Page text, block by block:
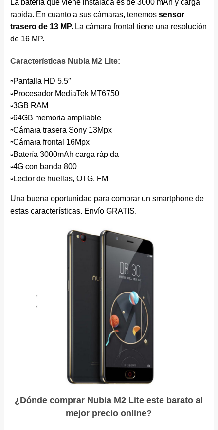
La batería que viene instalada es de 3000 mAh y carga
rapida. En cuanto a sus cámaras, tenemossensor
trasero de 13 MP. La cámara frontal tiene una resolución
de 16 MP.
Características Nubia M2 Lite:
▫️Pantalla HD 5.5″
▫️Procesador MediaTek MT6750
▫️3GB RAM
▫️64GB memoria ampliable
▫️Cámara trasera Sony 13Mpx
▫️Cámara frontal 16Mpx
▫️Batería 3000mAh carga rápida
▫️4G con banda 800
▫️Lector de huellas, OTG, FM
Una buena oportunidad para comprar un smartphone de
estas características. Envío GRATIS.
¿Dónde comprar Nubia M2 Lite este barato al
mejor precio online?